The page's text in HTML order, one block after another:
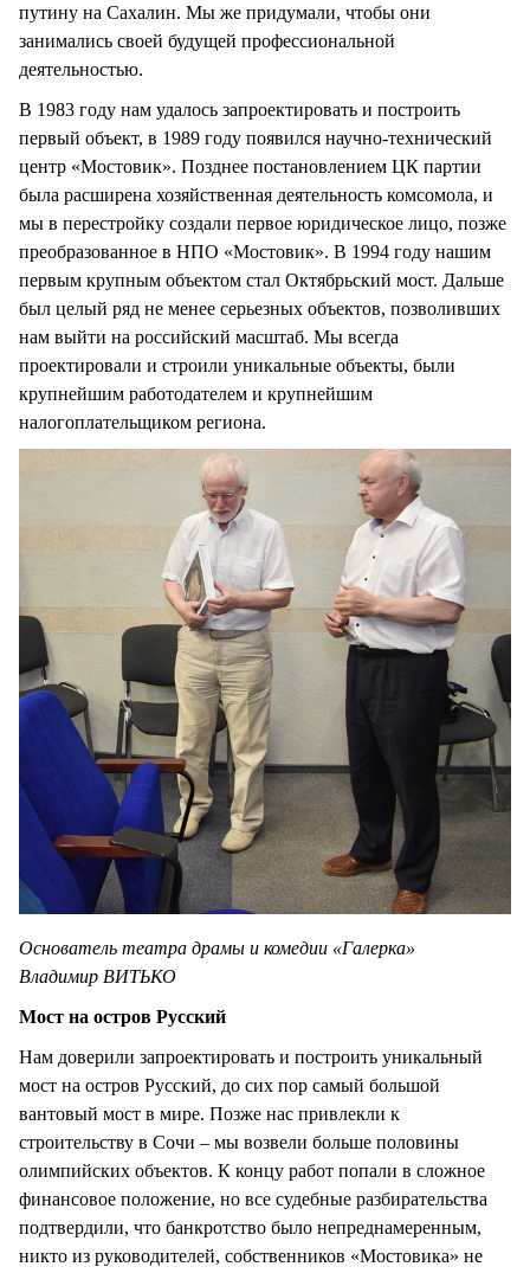
путину на Сахалин. Мы же придумали, чтобы они
занимались своей будущей профессиональной
деятельностью.
В 1983 году нам удалось запроектировать и построить
первый объект, в 1989 году появился научно-технический
центр «Мостовик». Позднее постановлением ЦК партии
была расширена хозяйственная деятельность комсомола, и
мы в перестройку создали первое юридическое лицо, позже
преобразованное в НПО «Мостовик». В 1994 году нашим
первым крупным объектом стал Октябрьский мост. Дальше
был целый ряд не менее серьезных объектов, позволивших
нам выйти на российский масштаб. Мы всегда
проектировали и строили уникальные объекты, были
крупнейшим работодателем и крупнейшим
налогоплательщиком региона.
Основатель театра драмы и комедии «Галерка»
Владимир ВИТЬКО
Мост на остров Русский
Нам доверили запроектировать и построить уникальный
мост на остров Русский, до сих пор самый большой
вантовый мост в мире. Позже нас привлекли к
строительству в Сочи – мы возвели больше половины
олимпийских объектов. К концу работ попали в сложное
финансовое положение, но все судебные разбирательства
подтвердили, что банкротство было непреднамеренным,
никто из руководителей, собственников «Мостовика» не